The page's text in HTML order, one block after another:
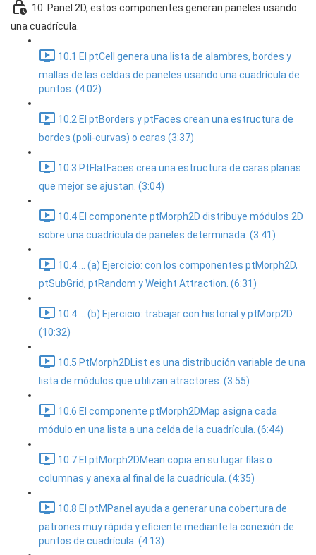
10. Panel 2D, estos componentes generan paneles usando
una cuadrícula.
10.1 El ptCell genera una lista de alambres, bordes y
mallas de las celdas de paneles usando una cuadrícula de
puntos. (4:02)
10.2 El ptBorders y ptFaces crean una estructura de
bordes (poli-curvas) o caras (3:37)
10.3 PtFlatFaces crea una estructura de caras planas
que mejor se ajustan. (3:04)
10.4 El componente ptMorph2D distribuye módulos 2D
sobre una cuadrícula de paneles determinada. (3:41)
10.4 ... (a) Ejercicio: con los componentes ptMorph2D,
ptSubGrid, ptRandom y Weight Attraction. (6:31)
10.4 ... (b) Ejercicio: trabajar con historial y ptMorp2D
(10:32)
10.5 PtMorph2DList es una distribución variable de una
lista de módulos que utilizan atractores. (3:55)
10.6 El componente ptMorph2DMap asigna cada
módulo en una lista a una celda de la cuadrícula. (6:44)
10.7 El ptMorph2DMean copia en su lugar filas o
columnas y anexa al final de la cuadrícula. (4:35)
10.8 El ptMPanel ayuda a generar una cobertura de
patrones muy rápida y eficiente mediante la conexión de
puntos de cuadrícula. (4:13)